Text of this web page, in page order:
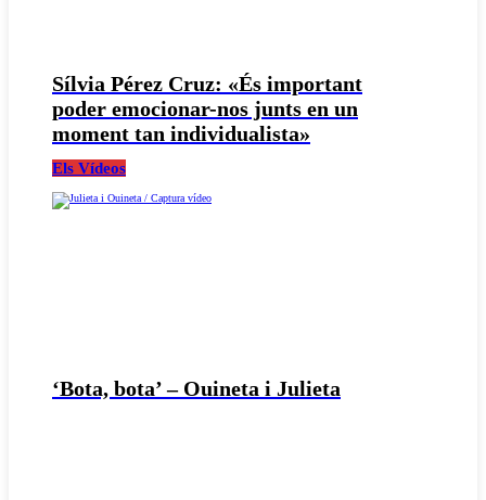
Sílvia Pérez Cruz: «És important
poder emocionar-nos junts en un
moment tan individualista»
Els Vídeos
‘Bota, bota’ – Ouineta i Julieta